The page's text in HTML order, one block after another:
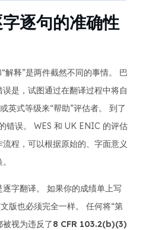
逐句的准确性
解释”是两件截然不同的事情。 巴
是，试图通过在翻译过程中将自
英式等级来“帮助”评估者。 到了
错误。 WES 和 UK ENIC 的评估
程，可以根据原始的、字面意义
字翻译。 如果你的成绩单上写
版也必须完全一样。 任何将“第
被视为违反了8 CFR 103.2(b)(3)